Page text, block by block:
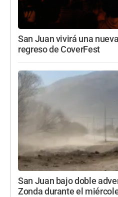
San Juan vivirá una
regreso de CoverFest
San Juan bajo doble
Zonda durante el